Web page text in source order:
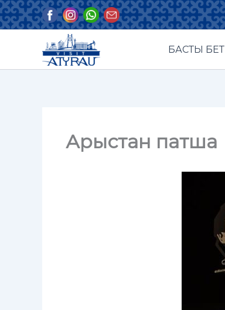
Skip
to
БАСТЫ БЕТ
Арыстан патша